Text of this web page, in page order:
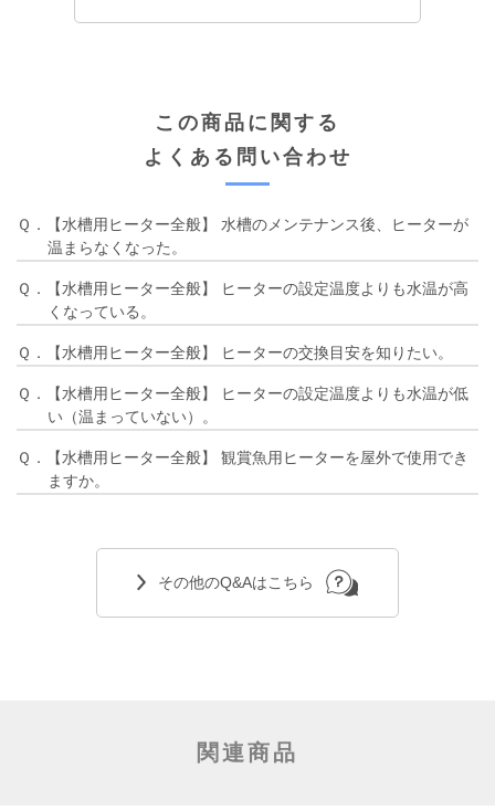
この商品に関する
よくある問い合わせ
Ｑ．【水槽用ヒーター全般】 水槽のメンテナンス後、ヒーターが
温まらなくなった。
Ｑ．【水槽用ヒーター全般】 ヒーターの設定温度よりも水温が高
くなっている。
Ｑ．【水槽用ヒーター全般】 ヒーターの交換目安を知りたい。
Ｑ．【水槽用ヒーター全般】 ヒーターの設定温度よりも水温が低
い（温まっていない）。
Ｑ．【水槽用ヒーター全般】 観賞魚用ヒーターを屋外で使用でき
ますか。
その他のQ&Aはこちら
関連商品